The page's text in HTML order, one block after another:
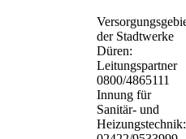
der Stadtwerke
Düren:
Leitungspartner
0800/4865111
Innung für
Sanitär- und
Heizungstechnik: